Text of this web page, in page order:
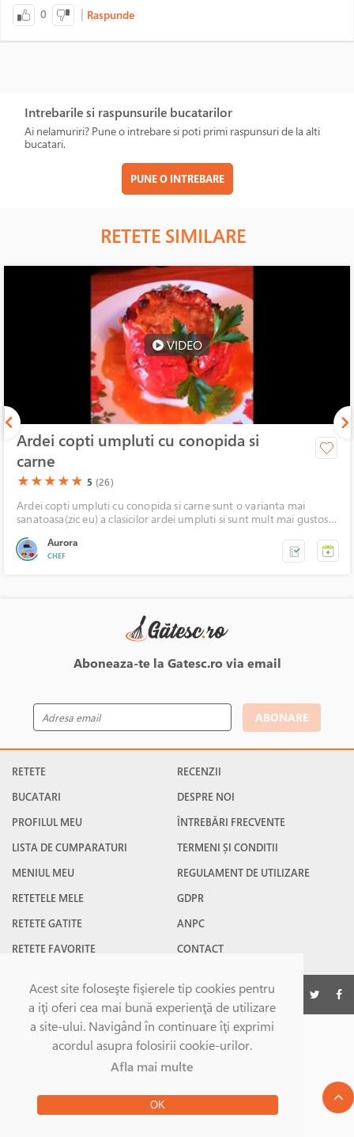
Acest site foloseşte fişierele tip cookies pentru
a iţi oferi cea mai bună experienţă de utilizare
a site-ului. Navigând în continuare îţi exprimi
acordul asupra folosirii cookie-urilor.
Afla mai multe
OK
0 | Raspunde
Intrebarile si raspunsurile bucatarilor
Ai nelamuriri? Pune o intrebare si poti primi raspunsuri de la alti
bucatari.
PUNE O INTREBARE
RETETE SIMILARE
VIDEO
Ardei copti umpluti cu conopida si
carne
(*)
★(*)
★(*)
★(*)
★(*)
★ 5 (26)
Ardei copti umpluti cu conopida si carne sunt o varianta mai
sanatoasa(zic eu) a clasicilor ardei umpluti si sunt mult mai gustosi.
Aurora
CHEF
Aboneaza-te la Gatesc.ro via email
ABONARE
RETETE
BUCATARI
PROFILUL MEU
LISTA DE CUMPARATURI
MENIUL MEU
RETETELE MELE
RETETE GATITE
RETETE FAVORITE
RECENZII
DESPRE NOI
ÎNTREBĂRI FRECVENTE
TERMENI ȘI CONDITII
REGULAMENT DE UTILIZARE
GDPR
ANPC
CONTACT
©Gatesc.ro 2026